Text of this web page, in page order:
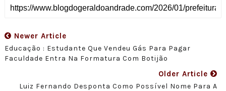
Newer Article
Educação : Estudante Que Vendeu Gás Para Pagar
Faculdade Entra Na Formatura Com Botijão
Older Article
Luiz Fernando Desponta Como Possível Nome Para A